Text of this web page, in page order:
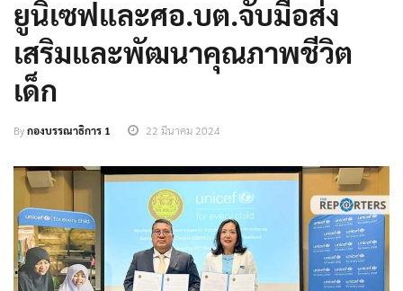
ยูนิเซฟและศอ.บต.จับมือส่ง
เสริมและพัฒนาคุณภาพชีวิต
เด็ก
Byกองบรรณาธิการ 1 22 มีนาคม 2024